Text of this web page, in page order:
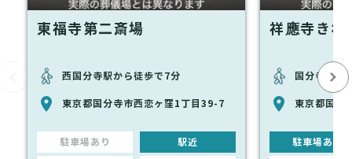
東福寺第二斎場
西国分寺駅から徒歩で7分
東京都国分寺市西恋ヶ窪1丁目39-7
駐車場あり 駅近
祥應寺きわ
国分寺駅か
東京都国分
駐車場あり